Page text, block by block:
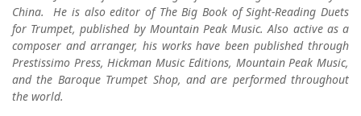
China. He is also editor of The Big Book of Sight-Reading Duets
for Trumpet, published by Mountain Peak Music. Also active as a
composer and arranger, his works have been published through
Prestissimo Press, Hickman Music Editions, Mountain Peak Music,
and the Baroque Trumpet Shop, and are performed throughout
the world.